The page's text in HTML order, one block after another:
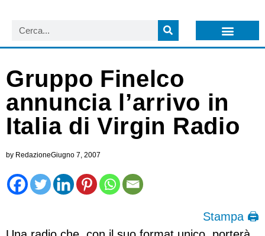
Gruppo Finelco
annuncia l’arrivo in
Italia di Virgin Radio
by RedazioneGiugno 7, 2007
Stampa 🖨